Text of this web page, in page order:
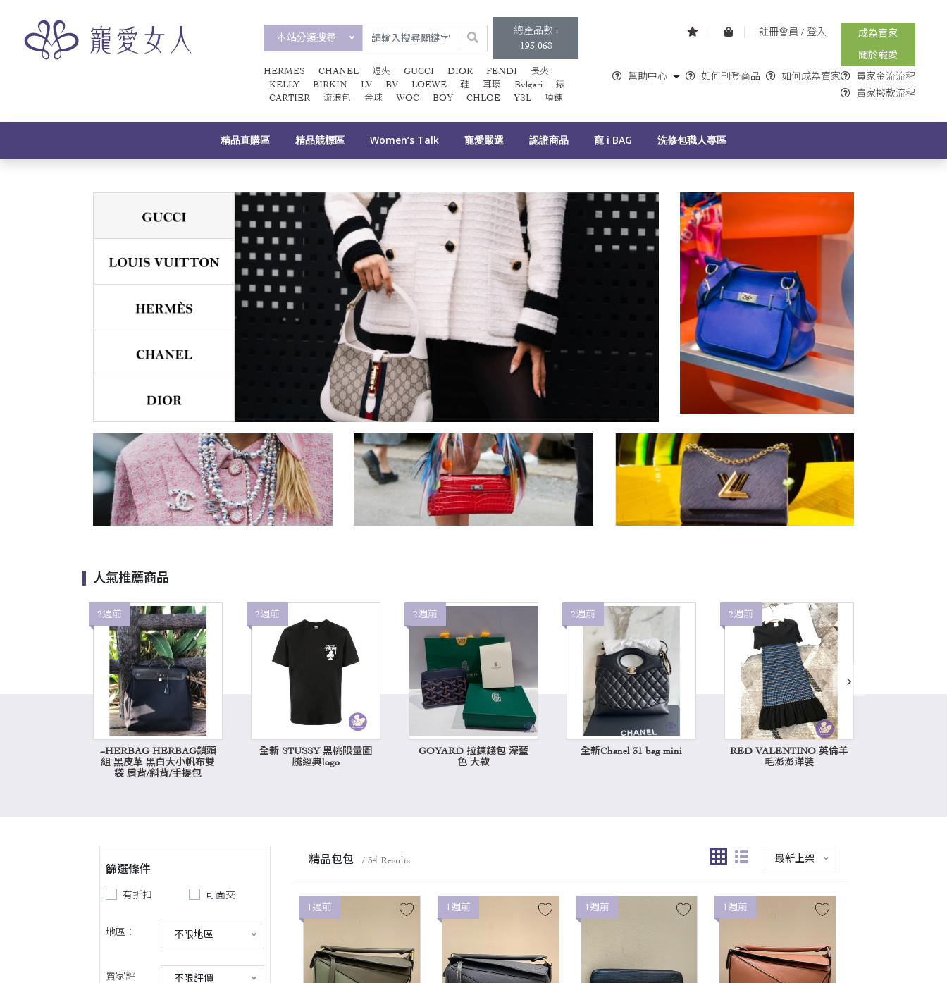
本站分類搜尋
總產品數 :
193,068
HERMES CHANEL 短夾 GUCCI DIOR FENDI
長夾
KELLY
BIRKIN LV BV LOEWE 鞋 耳環 Bvlgari
錶
CARTIER
流浪包 金球 WOC BOY CHLOE YSL 項鍊
註冊會員 / 登入
成為賣家
關於寵愛
幫助中心
如何刊登商品 如何成為賣家
買家金流流程
賣家撥款流程
精品直購區 精品競標區 Women’s Talk 寵愛嚴選 認證商品 寵 i BAG 洗修包職人專區
人氣推薦商品
2週前
~HERBAG HERBAG鎖頭
組 黑皮革 黑白大小帆布雙
袋 肩背/斜背/手提包
2週前
全新 STUSSY 黑桃限量圖
騰經典logo
2週前
GOYARD 拉鍊錢包 深藍
色 大款
2週前
全新Chanel 31 bag mini
2週前
RED VALENTINO 英倫羊
毛澎澎洋裝
›
篩選條件
有折扣 可面交
地區： 不限地區
賣家評
不限評價
精品包包 / 54 Results 最新上架
1週前 1週前 1週前 1週前